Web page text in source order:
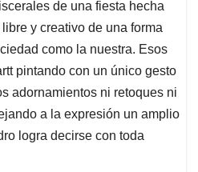
de una fiesta hecha
y creativo de una forma
como la nuestra. Esos
pintando con un único gesto
adornamientos ni retoques ni
a la expresión un amplio
logra decirse con toda